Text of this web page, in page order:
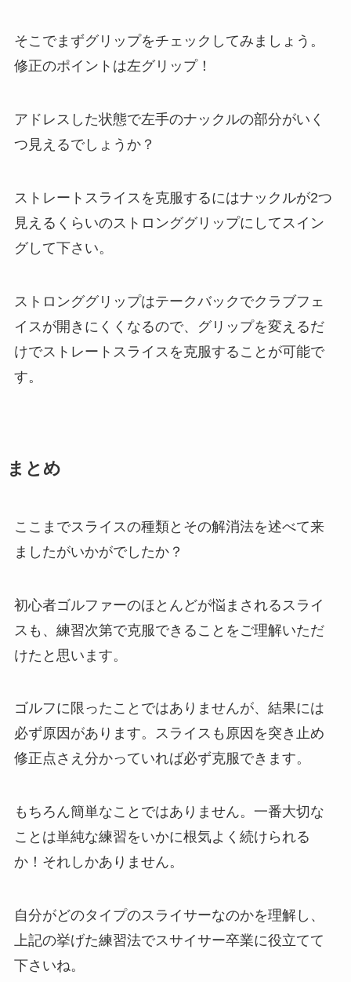
そこでまずグリップをチェックしてみましょう。
修正のポイントは左グリップ！
アドレスした状態で左手のナックルの部分がいく
つ見えるでしょうか？
ストレートスライスを克服するにはナックルが2つ
見えるくらいのストロンググリップにしてスイン
グして下さい。
ストロンググリップはテークバックでクラブフェ
イスが開きにくくなるので、グリップを変えるだ
けでストレートスライスを克服することが可能で
す。
まとめ
ここまでスライスの種類とその解消法を述べて来
ましたがいかがでしたか？
初心者ゴルファーのほとんどが悩まされるスライ
スも、練習次第で克服できることをご理解いただ
けたと思います。
ゴルフに限ったことではありませんが、結果には
必ず原因があります。スライスも原因を突き止め
修正点さえ分かっていれば必ず克服できます。
もちろん簡単なことではありません。一番大切な
ことは単純な練習をいかに根気よく続けられる
か！それしかありません。
自分がどのタイプのスライサーなのかを理解し、
上記の挙げた練習法でスサイサー卒業に役立てて
下さいね。